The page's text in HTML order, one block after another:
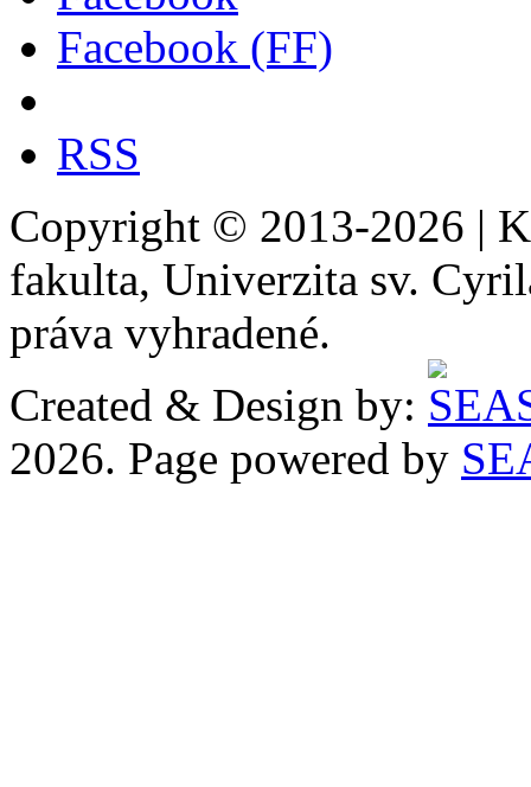
Facebook (FF)
RSS
Copyright © 2013-2026 |
fakulta, Univerzita sv.
práva vyhradené.
Created & Design by:
2026. Page powered by